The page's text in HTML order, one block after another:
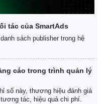
tác của SmartAds
sách publisher trong hệ
cáo trong trình quản lý
số này, thương hiệu đánh giá
tác, hiệu quả chi phí.